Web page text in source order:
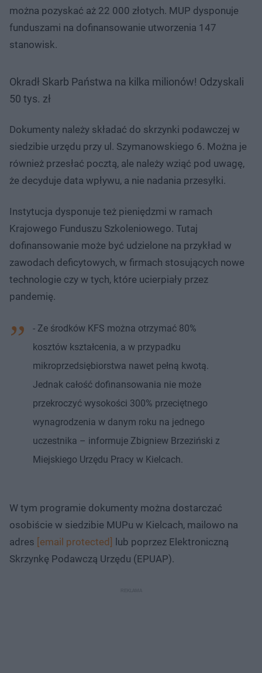
można pozyskać aż 22 000 złotych. MUP dysponuje
funduszami na dofinansowanie utworzenia 147
stanowisk.
Okradł Skarb Państwa na kilka milionów! Odzyskali
50 tys. zł
Dokumenty należy składać do skrzynki podawczej w
siedzibie urzędu przy ul. Szymanowskiego 6. Można je
również przesłać pocztą, ale należy wziąć pod uwagę,
że decyduje data wpływu, a nie nadania przesyłki.
Instytucja dysponuje też pieniędzmi w ramach
Krajowego Funduszu Szkoleniowego. Tutaj
dofinansowanie może być udzielone na przykład w
zawodach deficytowych, w firmach stosujących nowe
technologie czy w tych, które ucierpiały przez
pandemię.
- Ze środków KFS można otrzymać 80%
kosztów kształcenia, a w przypadku
mikroprzedsiębiorstwa nawet pełną kwotą.
Jednak całość dofinansowania nie może
przekroczyć wysokości 300% przeciętnego
wynagrodzenia w danym roku na jednego
uczestnika – informuje Zbigniew Brzeziński z
Miejskiego Urzędu Pracy w Kielcach.
W tym programie dokumenty można dostarczać
osobiście w siedzibie MUPu w Kielcach, mailowo na
adres [email protected] lub poprzez Elektroniczną
Skrzynkę Podawczą Urzędu (EPUAP).